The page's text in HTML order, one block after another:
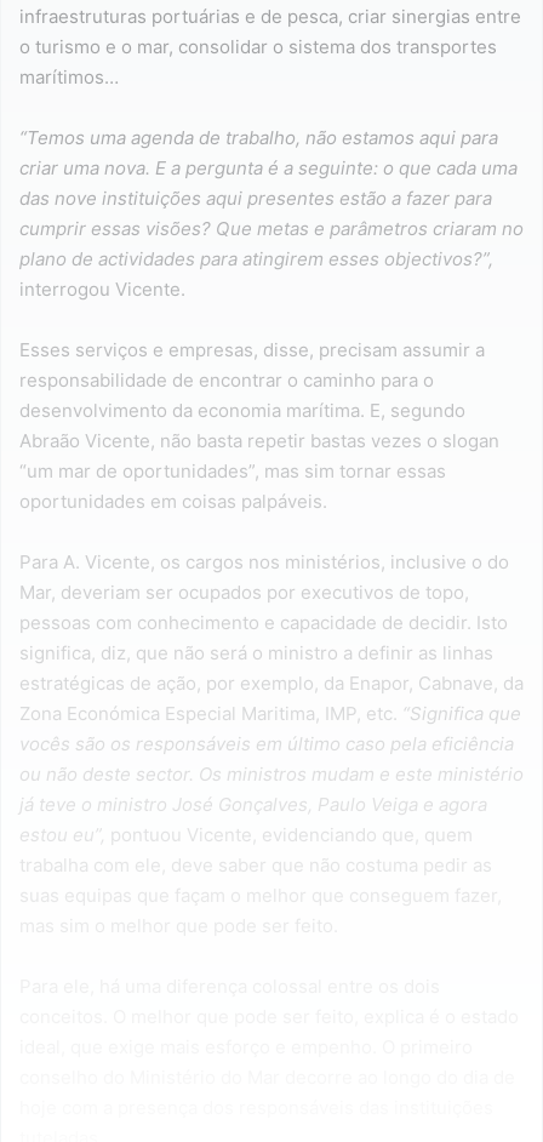
infraestruturas portuárias e de pesca, criar sinergias entre
o turismo e o mar, consolidar o sistema dos transportes
marítimos…
“Temos uma agenda de trabalho, não estamos aqui para
criar uma nova. E a pergunta é a seguinte: o que cada uma
das nove instituições aqui presentes estão a fazer para
cumprir essas visões? Que metas e parâmetros criaram no
plano de actividades para atingirem esses objectivos?”,
interrogou Vicente.
Esses serviços e empresas, disse, precisam assumir a
responsabilidade de encontrar o caminho para o
desenvolvimento da economia marítima. E, segundo
Abraão Vicente, não basta repetir bastas vezes o slogan
“um mar de oportunidades”, mas sim tornar essas
oportunidades em coisas palpáveis.
Para A. Vicente, os cargos nos ministérios, inclusive o do
Mar, deveriam ser ocupados por executivos de topo,
pessoas com conhecimento e capacidade de decidir. Isto
significa, diz, que não será o ministro a definir as linhas
estratégicas de ação, por exemplo, da Enapor, Cabnave, da
Zona Económica Especial Maritima, IMP, etc. “Significa que
vocês são os responsáveis em último caso pela eficiência
ou não deste sector. Os ministros mudam e este ministério
já teve o ministro José Gonçalves, Paulo Veiga e agora
estou eu”, pontuou Vicente, evidenciando que, quem
trabalha com ele, deve saber que não costuma pedir as
suas equipas que façam o melhor que conseguem fazer,